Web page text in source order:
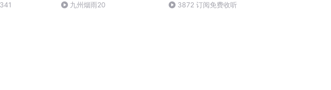
九州烟雨20 3872 订阅免费收听